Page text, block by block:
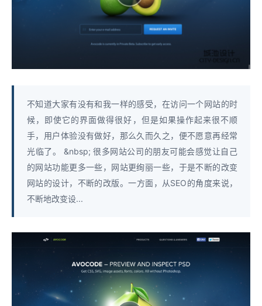
不知道大家有没有和我一样的感受，在访问一个网站的时
候，即使它的界面做得很好，但是如果操作起来很不顺
手，用户体验没有做好，那么久而久之，便不愿意再经常
光临了。 &nbsp; 很多网站公司的朋友可能会感觉让自己
的网站功能更多一些，网站更绚丽一些，于是不断的改变
网站的设计，不断的改版。一方面，从SEO的角度来说，
不断地改变设...